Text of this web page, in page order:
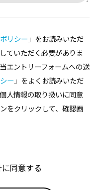
リシー 」をお読みいただ
ていただく必要がありま
エントリーフォームへの送
ー 」をよくお読みいただ
人情報の取り扱いに同意
をクリックして、確認画
同意する